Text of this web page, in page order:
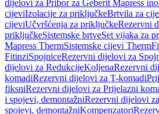
dijelovi za Pribor za Geberit Mapress
cijeviIzolacije za priključkeBrtvila za
cijeviUčvršćenja za priključkeRezervni
priključkeSistemske brtveSet vijaka za
Mapress ThermSistemske cijevi Therm
FitinziSpojniceRezervni dijelovi za
dijelovi za RedukcijeKoljenaRezervni
komadiRezervni dijelovi za T-komadi
fiksniRezervni dijelovi za Prijelazni
i spojevi, demontažniRezervni dijelovi
spojevi, demontažniKompenzatori